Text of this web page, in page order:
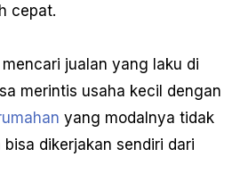
cepat.
jualan yang laku di
merintis usaha kecil dengan
yang modalnya tidak
dikerjakan sendiri dari